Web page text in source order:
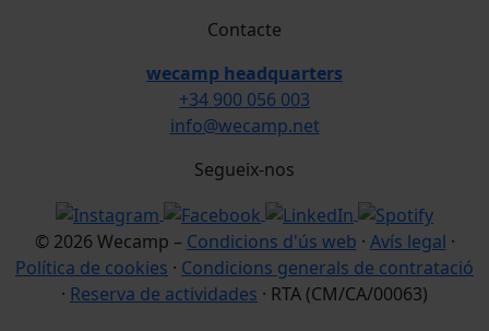
Contacte
wecamp headquarters
+34 900 056 003
info@wecamp.net
Segueix-nos
© 2026 Wecamp – Condicions d'ús web · Avís legal ·
Política de cookies · Condicions generals de contratació
· Reserva de actividades · RTA (CM/CA/00063)